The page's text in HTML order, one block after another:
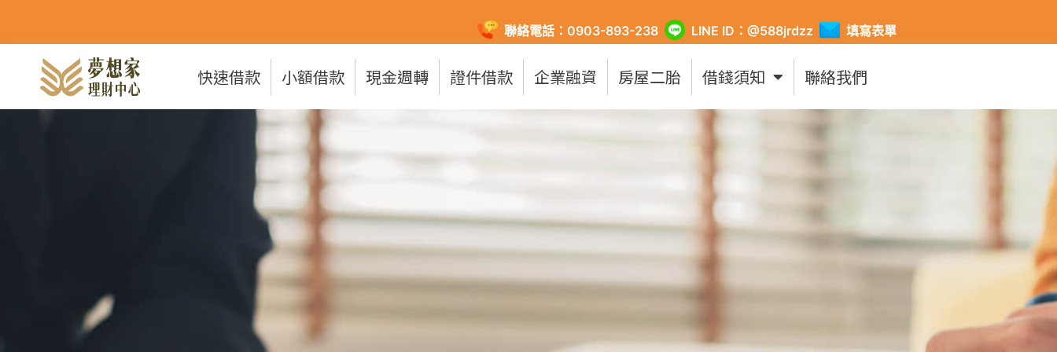
聯絡電話：0903-893-238 LINE ID：@588jrdzz 填寫表單
快速借款 小額借款 現金週轉 證件借款 企業融資 房屋二胎 借錢須知 聯絡我們